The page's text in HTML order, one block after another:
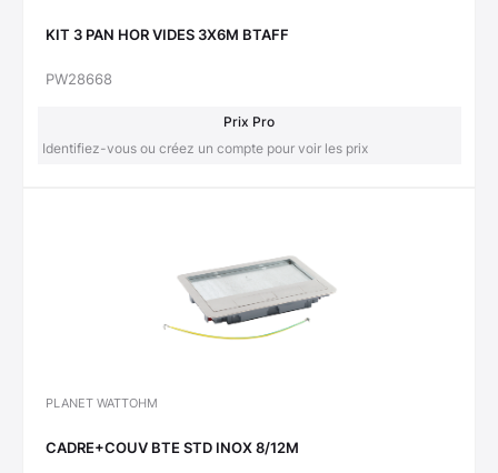
KIT 3 PAN HOR VIDES 3X6M BTAFF
PW28668
Prix Pro
Identifiez-vous ou créez un compte pour voir les prix
PLANET WATTOHM
CADRE+COUV BTE STD INOX 8/12M